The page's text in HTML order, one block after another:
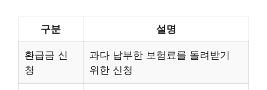
구분 설명
환급금 신
청
과다 납부한 보험료를 돌려받기
위한 신청